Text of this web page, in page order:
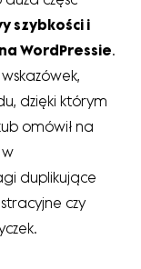
szybkości i
WordPressie.
dzięki którym
omówił na
w
duplikujące
czy